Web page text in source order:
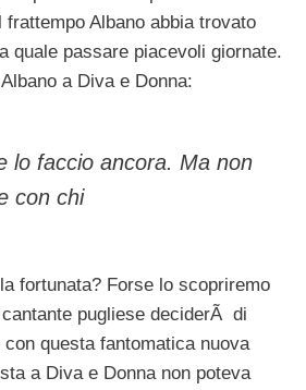
frattempo Albano abbia trovato
quale passare piacevoli giornate.
a Diva e Donna:
lo faccio ancora. Ma non
con chi
fortunata? Forse lo scopriremo
pugliese deciderÃ di
questa fantomatica nuova
a Diva e Donna non poteva